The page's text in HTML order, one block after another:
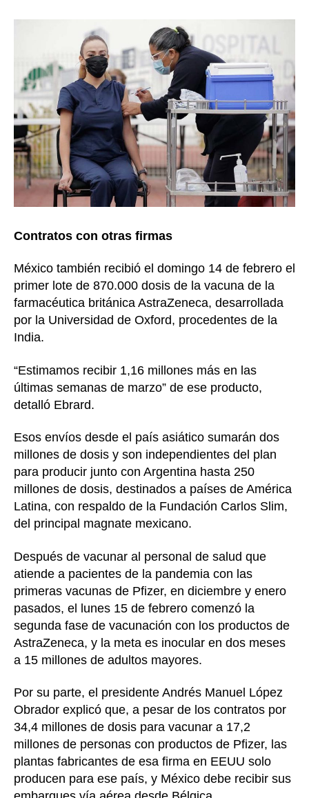
Contratos con otras firmas
México también recibió el domingo 14 de febrero el
primer lote de 870.000 dosis de la vacuna de la
farmacéutica británica AstraZeneca, desarrollada
por la Universidad de Oxford, procedentes de la
India.
“Estimamos recibir 1,16 millones más en las
últimas semanas de marzo” de ese producto,
detalló Ebrard.
Esos envíos desde el país asiático sumarán dos
millones de dosis y son independientes del plan
para producir junto con Argentina hasta 250
millones de dosis, destinados a países de América
Latina, con respaldo de la Fundación Carlos Slim,
del principal magnate mexicano.
Después de vacunar al personal de salud que
atiende a pacientes de la pandemia con las
primeras vacunas de Pfizer, en diciembre y enero
pasados, el lunes 15 de febrero comenzó la
segunda fase de vacunación con los productos de
AstraZeneca, y la meta es inocular en dos meses
a 15 millones de adultos mayores.
Por su parte, el presidente Andrés Manuel López
Obrador explicó que, a pesar de los contratos por
34,4 millones de dosis para vacunar a 17,2
millones de personas con productos de Pfizer, las
plantas fabricantes de esa firma en EEUU solo
producen para ese país, y México debe recibir sus